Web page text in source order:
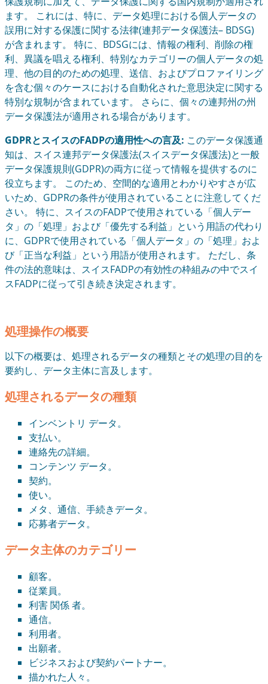
ます。 これには、特に、データ処理における個人データの
誤用に対する保護に関する法律(連邦データ保護法– BDSG)
が含まれます。 特に、BDSGには、情報の権利、削除の権
利、異議を唱える権利、特別なカテゴリーの個人データの処
理、他の目的のための処理、送信、およびプロファイリング
を含む個々のケースにおける自動化された意思決定に関する
特別な規制が含まれています。 さらに、個々の連邦州の州
データ保護法が適用される場合があります。
GDPRとスイスのFADPの適用性への言及: このデータ保護通
知は、スイス連邦データ保護法(スイスデータ保護法)と一般
データ保護規則(GDPR)の両方に従って情報を提供するのに
役立ちます。 このため、空間的な適用とわかりやすさが広
いため、GDPRの条件が使用されていることに注意してくだ
さい。 特に、スイスのFADPで使用されている「個人デー
タ」の「処理」および「優先する利益」という用語の代わり
に、GDPRで使用されている「個人データ」の「処理」およ
び「正当な利益」という用語が使用されます。 ただし、条
件の法的意味は、スイスFADPの有効性の枠組みの中でスイ
スFADPに従って引き続き決定されます。
処理操作の概要
以下の概要は、処理されるデータの種類とその処理の目的を
要約し、データ主体に言及します。
処理されるデータの種類
インベントリ データ。
支払い。
連絡先の詳細。
コンテンツ データ。
契約。
使い。
メタ、通信、手続きデータ。
応募者データ。
データ主体のカテゴリー
顧客。
従業員。
利害 関係 者。
通信。
利用者。
出願者。
ビジネスおよび契約パートナー。
描かれた人々。